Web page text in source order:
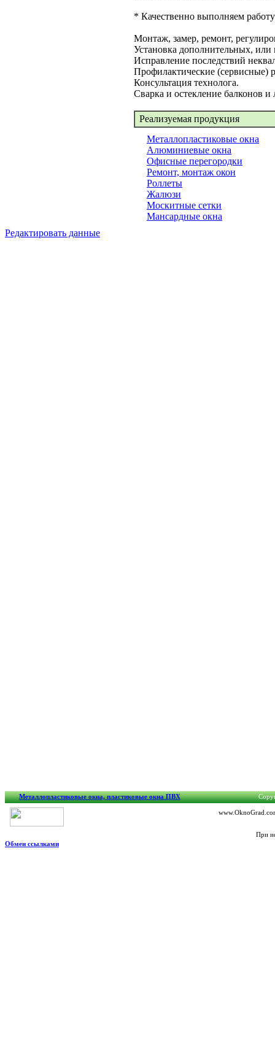
* Качественно выполняем
Монтаж, замер, ремонт,
Установка дополнительных,
Исправление последствий
Профилактические (сервисные)
Консультация технолога.
Сварка и остекление балконов
Реализуемая продукция
Металлопластиковые окна
Алюминиевые окна
Офисные перегородки
Ремонт, монтаж окон
Роллеты
Жалюзи
Москитные сетки
Мансардные окна
Редактировать данные
Металлопластиковые окна, пластиковые окна ПВХ
При
Обмен ссылками